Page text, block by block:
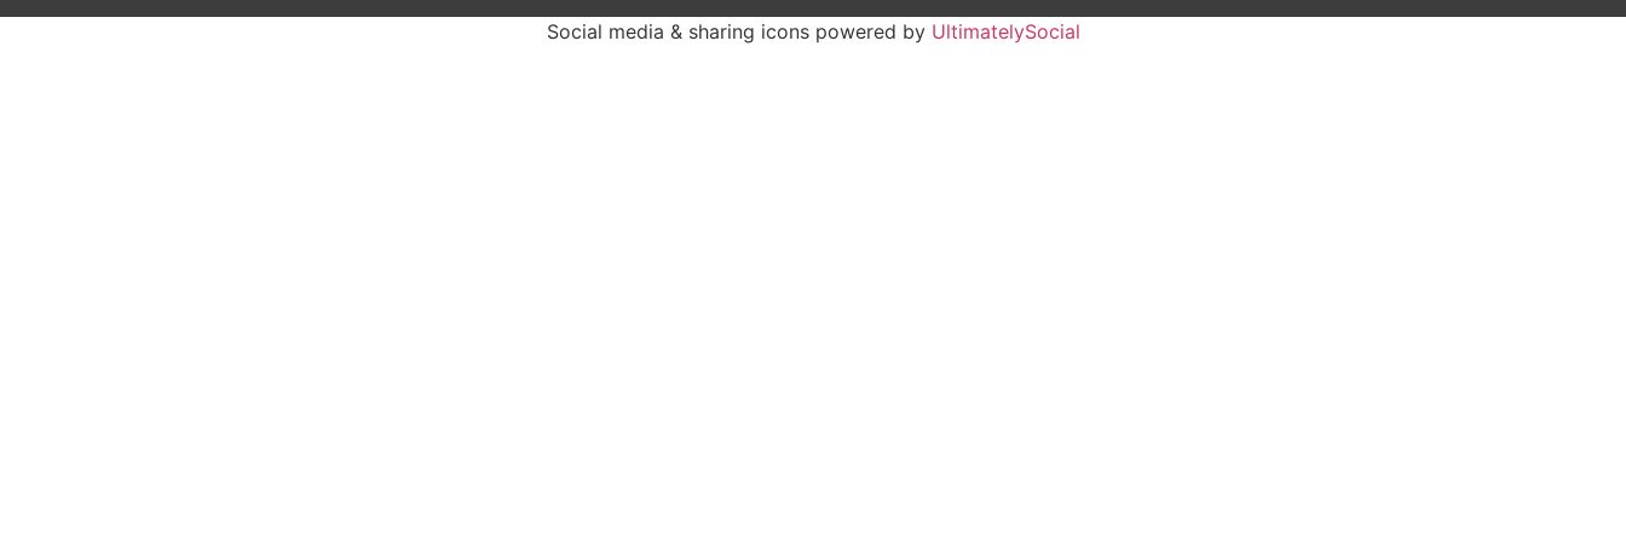
Social media & sharing icons powered by UltimatelySocial